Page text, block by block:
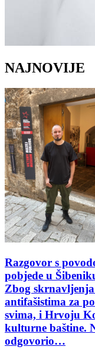
NAJNOVIJE
Razgovor s
pobjede u
Zbog
antifašistima za
svima, i Hrvoju
kulturne baštine.
odgovorio…